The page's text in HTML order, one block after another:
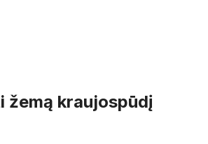
žemą kraujospūdį